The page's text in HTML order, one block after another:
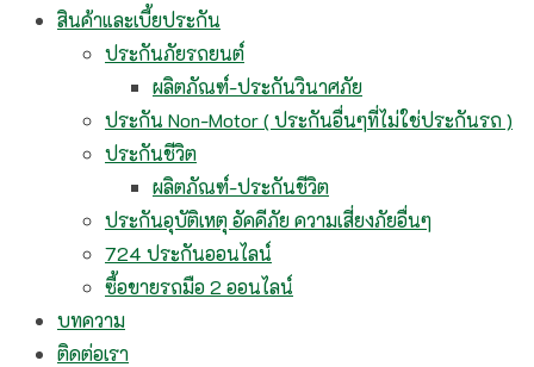
สินค้าและเบี้ยประกัน
ประกันภัยรถยนต์
ผลิตภัณฑ์-ประกันวินาศภัย
ประกัน Non-Motor ( ประกันอื่นๆที่ไม่ใช่ประกันรถ )
ประกันชีวิต
ผลิตภัณฑ์-ประกันชีวิต
ประกันอุบัติเหตุ อัคคีภัย ความเสี่ยงภัยอื่นๆ
724 ประกันออนไลน์
ซื้อขายรถมือ 2 ออนไลน์
บทความ
ติดต่อเรา